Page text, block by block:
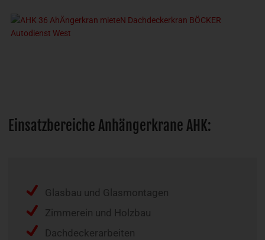
Einsatzbereiche Anhängerkrane AHK:
Glasbau und Glasmontagen
Zimmerein und Holzbau
Dachdeckerarbeiten